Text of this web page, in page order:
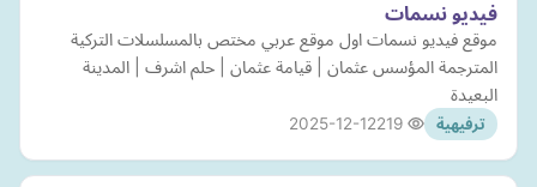
فيديو نسمات
موقع فيديو نسمات اول موقع عربي مختص بالمسلسلات التركية
المترجمة المؤسس عثمان | قيامة عثمان | حلم اشرف | المدينة
البعيدة
ترفيهية 2025-12-12